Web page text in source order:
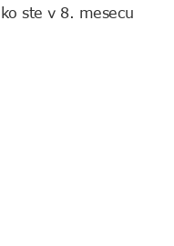
ste v 8. mesecu